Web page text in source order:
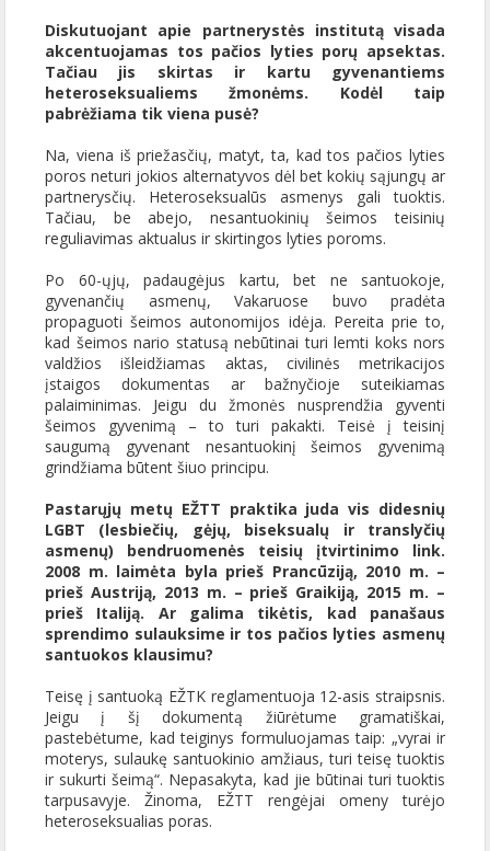
Diskutuojant apie partnerystės institutą visada
akcentuojamas tos pačios lyties porų apsektas.
Tačiau jis skirtas ir kartu gyvenantiems
heteroseksualiems žmonėms. Kodėl taip
pabrėžiama tik viena pusė?
Na, viena iš priežasčių, matyt, ta, kad tos pačios lyties
poros neturi jokios alternatyvos dėl bet kokių sąjungų ar
partnerysčių. Heteroseksualūs asmenys gali tuoktis.
Tačiau, be abejo, nesantuokinių šeimos teisinių
reguliavimas aktualus ir skirtingos lyties poroms.
Po 60-ųjų, padaugėjus kartu, bet ne santuokoje,
gyvenančių asmenų, Vakaruose buvo pradėta
propaguoti šeimos autonomijos idėja. Pereita prie to,
kad šeimos nario statusą nebūtinai turi lemti koks nors
valdžios išleidžiamas aktas, civilinės metrikacijos
įstaigos dokumentas ar bažnyčioje suteikiamas
palaiminimas. Jeigu du žmonės nusprendžia gyventi
šeimos gyvenimą – to turi pakakti. Teisė į teisinį
saugumą gyvenant nesantuokinį šeimos gyvenimą
grindžiama būtent šiuo principu.
Pastarųjų metų EŽTT praktika juda vis didesnių
LGBT (lesbiečių, gėjų, biseksualų ir translyčių
asmenų) bendruomenės teisių įtvirtinimo link.
2008 m. laimėta byla prieš Prancūziją, 2010 m. –
prieš Austriją, 2013 m. – prieš Graikiją, 2015 m. –
prieš Italiją. Ar galima tikėtis, kad panašaus
sprendimo sulauksime ir tos pačios lyties asmenų
santuokos klausimu?
Teisę į santuoką EŽTK reglamentuoja 12-asis straipsnis.
Jeigu į šį dokumentą žiūrėtume gramatiškai,
pastebėtume, kad teiginys formuluojamas taip: „vyrai ir
moterys, sulaukę santuokinio amžiaus, turi teisę tuoktis
ir sukurti šeimą“. Nepasakyta, kad jie būtinai turi tuoktis
tarpusavyje. Žinoma, EŽTT rengėjai omeny turėjo
heteroseksualias poras.